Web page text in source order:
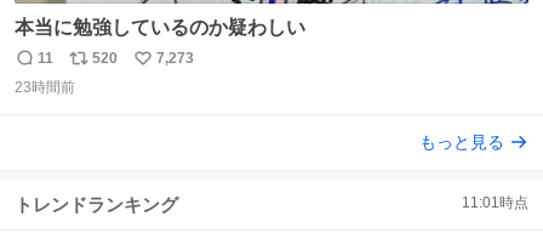
本当に勉強しているのか疑わしい
返
信
11
リ
ポ
520
い
7,273
23時間前
もっと見る
トレンドランキング 11:01 時点